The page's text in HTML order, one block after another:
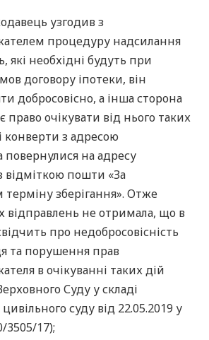
узгодив з
процедуру надсилання
які необхідні будуть при
договору іпотеки, він
добросовісно, а інша сторона
право очікувати від нього таких
конверти з адресою
повернулися на адресу
відміткою пошти «За
терміну зберігання». Отже
відправлень не отримала, що в
про недобросовісність
та порушення прав
в очікуванні таких дій
Суду у складі
суду від 22.05.2019 у
3505/17);